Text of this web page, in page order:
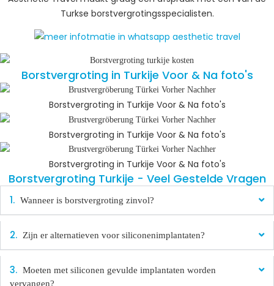
Turkse borstvergrotingsspecialisten.
Borstvergroting in Turkije Voor & Na foto's
Borstvergroting in Turkije Voor & Na foto's
Borstvergroting in Turkije Voor & Na foto's
Borstvergroting in Turkije Voor & Na foto's
Borstvergroting Turkije - Veel Gestelde Vragen​
Wanneer is borstvergroting zinvol?
Zijn er alternatieven voor siliconenimplantaten?
Moeten met siliconen gevulde implantaten worden
vervangen?